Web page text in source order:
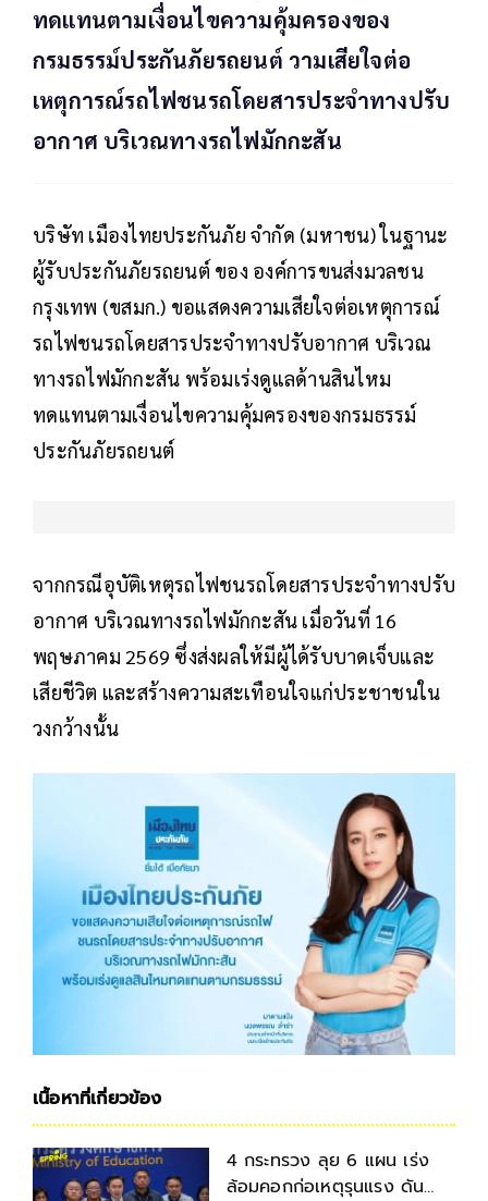
ทดแทนตามเงื่อนไขความคุ้มครองของ
กรมธรรม์ประกันภัยรถยนต์ วามเสียใจต่อ
เหตุการณ์รถไฟชนรถโดยสารประจำทางปรับ
อากาศ บริเวณทางรถไฟมักกะสัน
บริษัท เมืองไทยประกันภัย จำกัด (มหาชน) ในฐานะ
ผู้รับประกันภัยรถยนต์ ของ องค์การขนส่งมวลชน
กรุงเทพ (ขสมก.) ขอแสดงความเสียใจต่อเหตุการณ์
รถไฟชนรถโดยสารประจำทางปรับอากาศ บริเวณ
ทางรถไฟมักกะสัน พร้อมเร่งดูแลด้านสินไหม
ทดแทนตามเงื่อนไขความคุ้มครองของกรมธรรม์
ประกันภัยรถยนต์
จากกรณีอุบัติเหตุรถไฟชนรถโดยสารประจำทางปรับ
อากาศ บริเวณทางรถไฟมักกะสัน เมื่อวันที่ 16
พฤษภาคม 2569 ซึ่งส่งผลให้มีผู้ได้รับบาดเจ็บและ
เสียชีวิต และสร้างความสะเทือนใจแก่ประชาชนใน
วงกว้างนั้น
เนื้อหาที่เกี่ยวข้อง
4 กระทรวง ลุย 6 แผน เร่ง
ล้อมคอกก่อเหตุรุนแรง ดัน